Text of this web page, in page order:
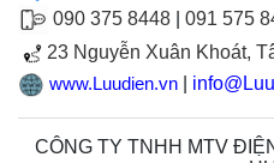
090 375 8448
091 575
23 Nguyễn Xuân Khoát,
www.Luudien.vn
CÔNG TY TNHH MTV